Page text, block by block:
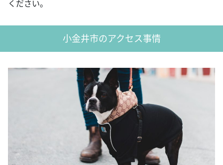
ください。
小金井市のアクセス事情